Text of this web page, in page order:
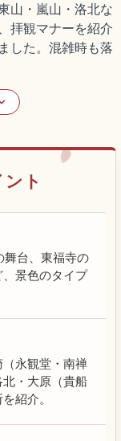
山・嵐山・洛北な
拝観マナーを紹介
した。混雑時も落
ト
舞台、東福寺の
景色のタイプ
永観堂・南禅
・大原（貴船
紹介。